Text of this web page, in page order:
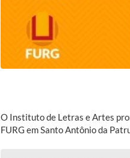
O Instituto de Letras e Artes
FURG em Santo Antônio da